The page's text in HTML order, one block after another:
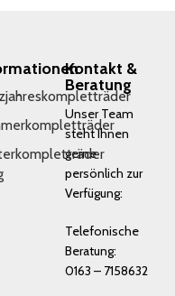
Kontakt &
Beratung
Unser Team
steht Ihnen
gerne
persönlich zur
Verfügung:
Telefonische
Beratung:
0163 – 7158632